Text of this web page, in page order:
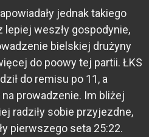
jednak takiego
weszły gospodynie,
bielskiej drużyny
do poowy tej partii. ŁKS
do remisu po 11, a
prowadzenie. Im bliżej
radziły sobie przyjezdne,
pierwszego seta 25:22.